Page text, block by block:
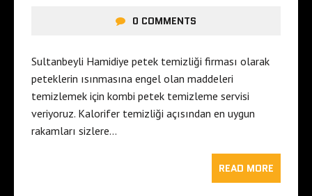
0 COMMENTS
Sultanbeyli Hamidiye petek temizliği firması olarak
peteklerin ısınmasına engel olan maddeleri
temizlemek için kombi petek temizleme servisi
veriyoruz. Kalorifer temizliği açısından en uygun
rakamları sizlere…
READ MORE